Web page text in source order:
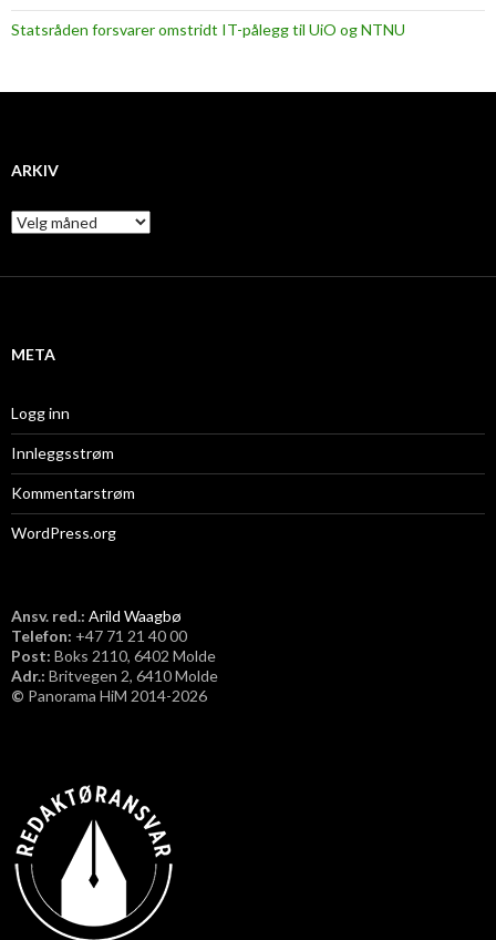
Statsråden forsvarer omstridt IT-pålegg til UiO og NTNU
ARKIV
A
r
i
META
Logg inn
Innleggsstrøm
Kommentarstrøm
WordPress.org
Ansv. red.: Arild Waagbø
Telefon: ​+47 71 21 40 00
Post: Boks 2110, 6402 Molde
Adr.: Britvegen 2, 6410 Molde
© Panorama HiM 2014-2026